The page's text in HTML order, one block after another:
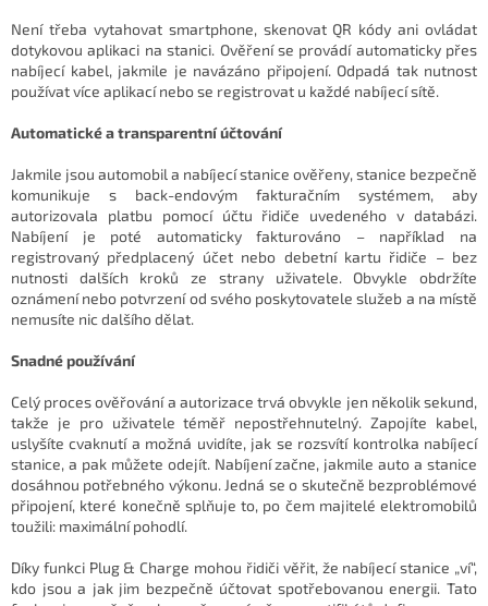
Není třeba vytahovat smartphone, skenovat QR kódy ani ovládat
dotykovou aplikaci na stanici. Ověření se provádí automaticky přes
nabíjecí kabel, jakmile je navázáno připojení. Odpadá tak nutnost
používat více aplikací nebo se registrovat u každé nabíjecí sítě.
Automatické a transparentní účtování
Jakmile jsou automobil a nabíjecí stanice ověřeny, stanice bezpečně
komunikuje s back-endovým fakturačním systémem, aby
autorizovala platbu pomocí účtu řidiče uvedeného v databázi.
Nabíjení je poté automaticky fakturováno – například na
registrovaný předplacený účet nebo debetní kartu řidiče – bez
nutnosti dalších kroků ze strany uživatele. Obvykle obdržíte
oznámení nebo potvrzení od svého poskytovatele služeb a na místě
nemusíte nic dalšího dělat.
Snadné používání
Celý proces ověřování a autorizace trvá obvykle jen několik sekund,
takže je pro uživatele téměř nepostřehnutelný. Zapojíte kabel,
uslyšíte cvaknutí a možná uvidíte, jak se rozsvítí kontrolka nabíjecí
stanice, a pak můžete odejít. Nabíjení začne, jakmile auto a stanice
dosáhnou potřebného výkonu. Jedná se o skutečně bezproblémové
připojení, které konečně splňuje to, po čem majitelé elektromobilů
toužili: maximální pohodlí.
Díky funkci Plug & Charge mohou řidiči věřit, že nabíjecí stanice „ví“,
kdo jsou a jak jim bezpečně účtovat spotřebovanou energii. Tato